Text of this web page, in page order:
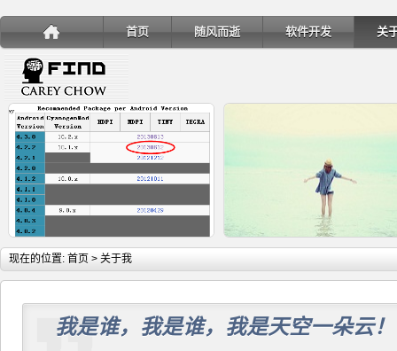
首页 随风而逝 软件开发 关
详细内容
现在的位置: 首页 > 关于我
我是谁，我是谁，我是天空一朵云